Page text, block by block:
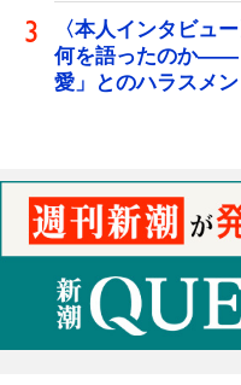
〈本人インタビュ
何を語ったのか――
愛」とのハラスメ